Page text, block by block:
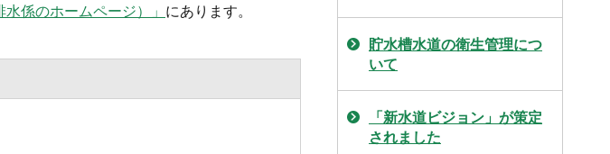
係のホームページ）」 にあります。
貯水槽水道の衛生管理につ
いて
「新水道ビジョン」が策定
されました